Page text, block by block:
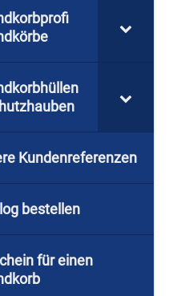
Kundenreferenzen
bestellen
für einen